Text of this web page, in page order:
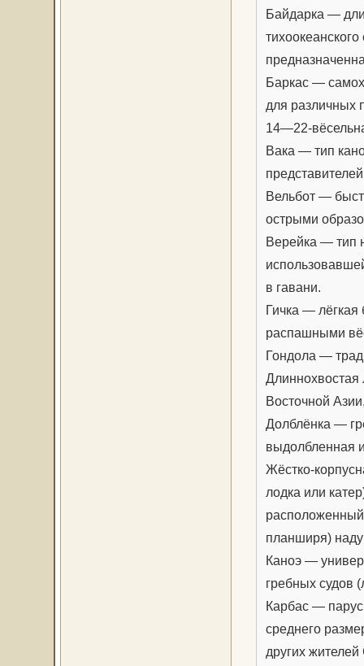
Байдарка —
Баркас —
для различных
14—22-
Вака — тип
Вельбот —
острыми
Верейка — тип
в гавани.
Гичка —
распашными
Гондола —
Восточной
Долблёнка —
выдолбленная
Жёстко-
лодка или
расположенный
планширя)
Каноэ —
гребных судов
Карбас —
среднего
других